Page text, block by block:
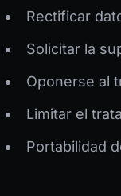
Rectificar
Solicitar la
Oponerse al
Limitar el
Portabilidad